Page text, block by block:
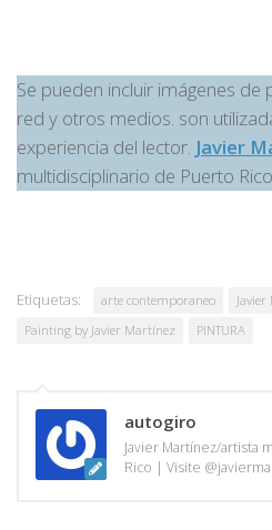
Se pueden incluir imágenes de
red y otros medios. son
experiencia del lector. Javier
multidisciplinario de Puerto Rico
Etiquetas: arte contemporaneo
Painting by Javier Martínez
PINTURA
autogiro
Javier Martínez/artista
Rico | Visite